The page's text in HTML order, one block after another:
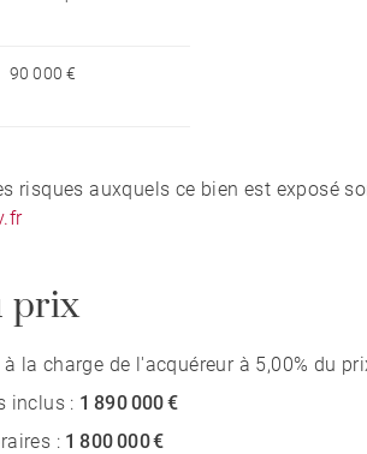
90 000 €
risques auxquels ce bien est exposé
prix
la charge de l'acquéreur à 5,00% du
inclus : 1 890 000 €
: 1 800 000 €